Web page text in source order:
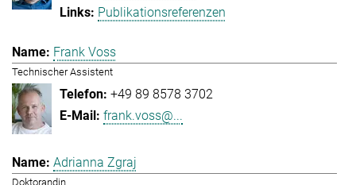
Publikationsreferenzen
Frank Voss
Technischer Assistent
+49 89 8578 3702
frank.voss@...
Adrianna Zgraj
Doktorandin